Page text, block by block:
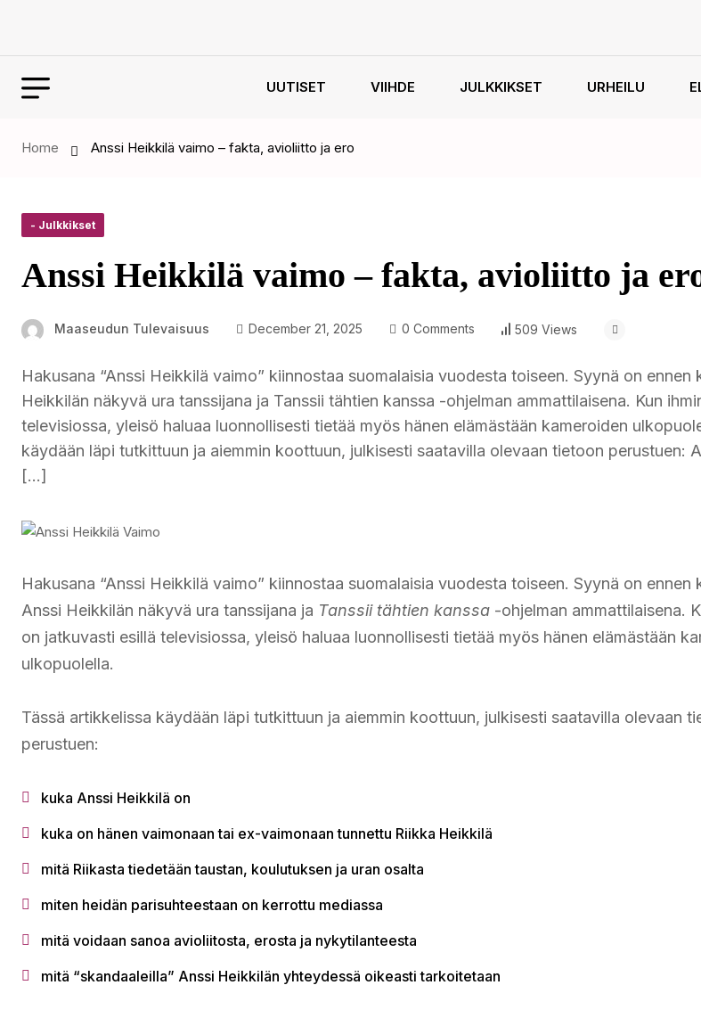
UUTISET VIIHDE JULKKIKSET URHEILU
Home Anssi Heikkilä vaimo – fakta, avioliitto ja ero
- Julkkikset
Anssi Heikkilä vaimo – fakta, avioliitto ja
Maaseudun Tulevaisuus December 21, 2025 0 Comments 509 Views
Hakusana “Anssi Heikkilä vaimo” kiinnostaa suomalaisia vuodesta toiseen. Syynä on ennen
Heikkilän näkyvä ura tanssijana ja Tanssii tähtien kanssa -ohjelman ammattilaisena. Kun
televisiossa, yleisö haluaa luonnollisesti tietää myös hänen elämästään kameroiden
käydään läpi tutkittuun ja aiemmin koottuun, julkisesti saatavilla olevaan tietoon perustuen:
[…]
Hakusana “Anssi Heikkilä vaimo” kiinnostaa suomalaisia vuodesta toiseen. Syynä on ennen
Anssi Heikkilän näkyvä ura tanssijana ja Tanssii tähtien kanssa -ohjelman ammattilaisena.
on jatkuvasti esillä televisiossa, yleisö haluaa luonnollisesti tietää myös hänen elämästään
ulkopuolella.
Tässä artikkelissa käydään läpi tutkittuun ja aiemmin koottuun, julkisesti saatavilla olevaan
perustuen:
kuka Anssi Heikkilä on
kuka on hänen vaimonaan tai ex-vaimonaan tunnettu Riikka Heikkilä
mitä Riikasta tiedetään taustan, koulutuksen ja uran osalta
miten heidän parisuhteestaan on kerrottu mediassa
mitä voidaan sanoa avioliitosta, erosta ja nykytilanteesta
mitä “skandaaleilla” Anssi Heikkilän yhteydessä oikeasti tarkoitetaan